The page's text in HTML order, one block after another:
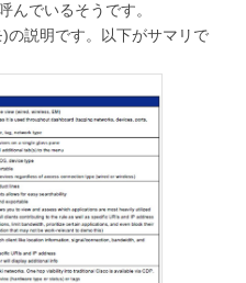
んでいるそうです。
の説明です。以下がサマリで